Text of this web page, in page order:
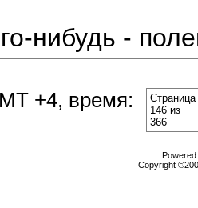
нибудь -
+4, время:
Страница
146 из
366
Copyright